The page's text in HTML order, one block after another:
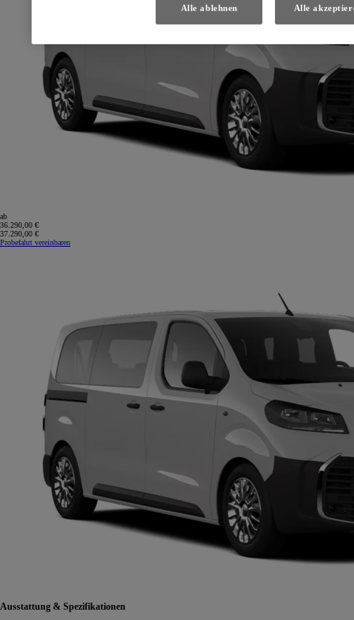
ab
36.290,00 €
37.290,00 €
Probefahrt vereinbaren
Ausstattung & Spezifikationen
Alle ablehnen Alle